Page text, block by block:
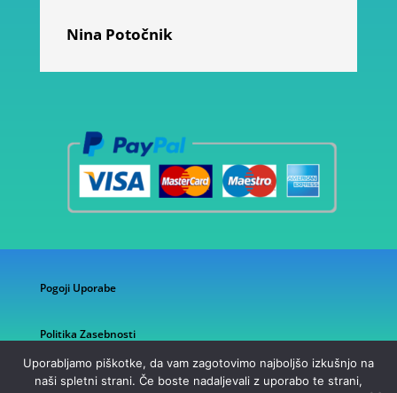
Nina Potočnik
Pogoji Uporabe
Politika Zasebnosti
Uporabljamo piškotke, da vam zagotovimo najboljšo izkušnjo na
naši spletni strani. Če boste nadaljevali z uporabo te strani,